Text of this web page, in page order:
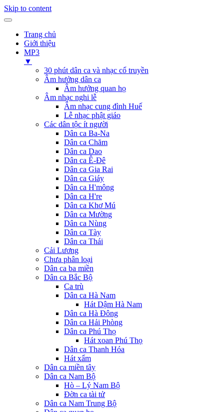
Skip to content
Trang chủ
Giới thiệu
MP3
▼
30 phút dân ca và nhạc cổ truyền
Âm hưởng dân ca
Âm hưởng quan họ
Âm nhạc nghi lễ
Âm nhạc cung đình Huế
Lễ nhạc phật giáo
Các dân tộc ít người
Dân ca Ba-Na
Dân ca Chăm
Dân ca Dao
Dân ca Ê-Đê
Dân ca Gia Rai
Dân ca Giáy
Dân ca H'mông
Dân ca H're
Dân ca Khơ Mú
Dân ca Mường
Dân ca Nùng
Dân ca Tày
Dân ca Thái
Cải Lương
Chưa phân loại
Dân ca ba miền
Dân ca Bắc Bộ
Ca trù
Dân ca Hà Nam
Hát Dậm Hà Nam
Dân ca Hà Đông
Dân ca Hải Phòng
Dân ca Phú Thọ
Hát xoan Phú Thọ
Dân ca Thanh Hóa
Hát xẩm
Dân ca miền tây
Dân ca Nam Bộ
Hò – Lý Nam Bộ
Đờn ca tài tử
Dân ca Nam Trung Bộ